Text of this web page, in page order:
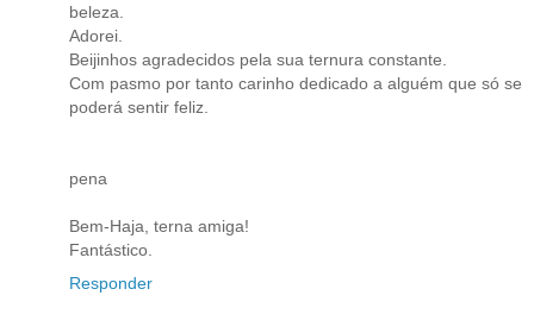
beleza.
Adorei.
Beijinhos agradecidos pela sua ternura constante.
Com pasmo por tanto carinho dedicado a alguém que só se
poderá sentir feliz.
pena
Bem-Haja, terna amiga!
Fantástico.
Responder